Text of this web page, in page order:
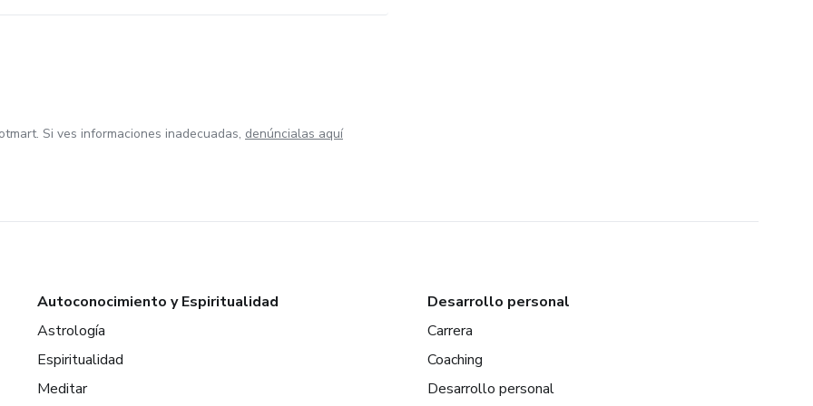
Si ves informaciones inadecuadas, denúncialas aquí
Autoconocimiento y Espiritualidad
Astrología
Espiritualidad
Meditar
Desarrollo personal
Carrera
Coaching
Desarrollo personal